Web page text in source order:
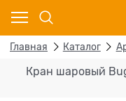
Главная Каталог
Кран шаровый